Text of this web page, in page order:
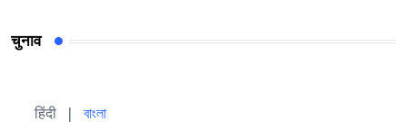
चुनाव
हिंदी | বাংলা